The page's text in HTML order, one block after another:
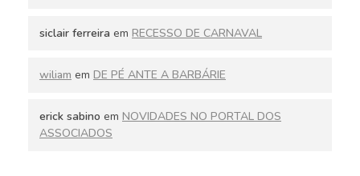
siclair ferreira em RECESSO DE CARNAVAL
wiliam em DE PÉ ANTE A BARBÁRIE
erick sabino em NOVIDADES NO PORTAL DOS
ASSOCIADOS